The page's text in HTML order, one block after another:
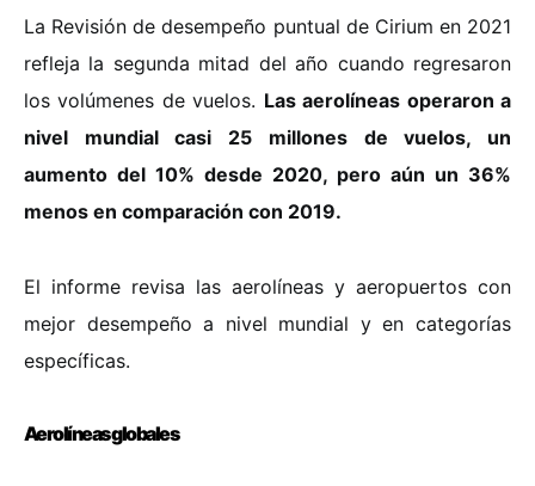
La Revisión de desempeño puntual de Cirium en 2021
refleja la segunda mitad del año cuando regresaron
los volúmenes de vuelos. Las aerolíneas operaron a
nivel mundial casi 25 millones de vuelos, un
aumento del 10% desde 2020, pero aún un 36%
menos en comparación con 2019.
El informe revisa las aerolíneas y aeropuertos con
mejor desempeño a nivel mundial y en categorías
específicas.
Aerolíneas globales